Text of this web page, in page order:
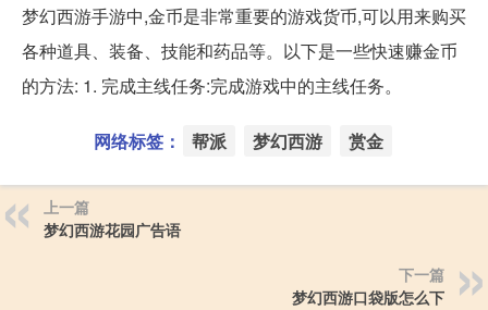
梦幻西游手游中,金币是非常重要的游戏货币,可以用来购买
各种道具、装备、技能和药品等。以下是一些快速赚金币
的方法: 1. 完成主线任务:完成游戏中的主线任务。
网络标签： 帮派 梦幻西游 赏金
上一篇
梦幻西游花园广告语
下一篇
梦幻西游口袋版怎么下